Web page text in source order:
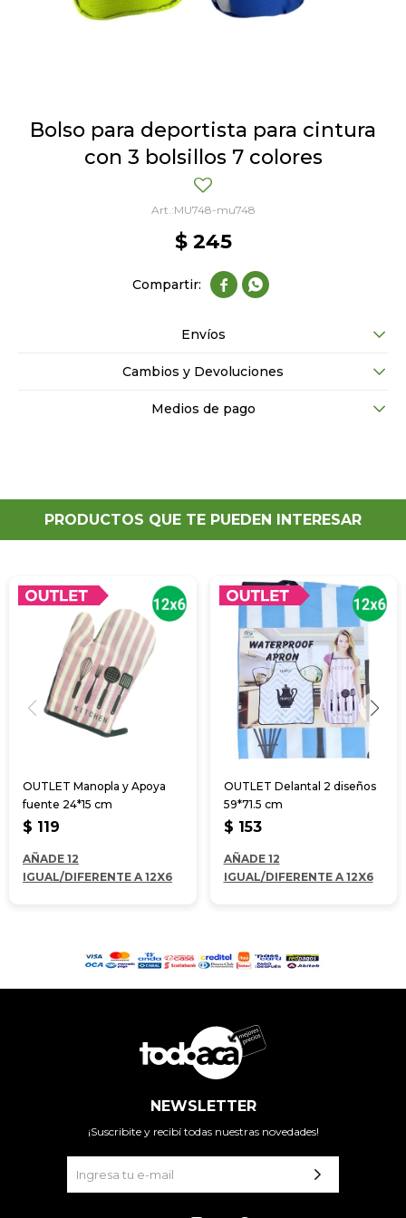
Bolso para deportista para cintura
con 3 bolsillos 7 colores
MU748-mu748
$ 245
 
Envíos
Cambios y Devoluciones
Medios de pago
PRODUCTOS QUE TE PUEDEN INTERESAR
OUTLET Manopla y Apoya
fuente 24*15 cm
$ 119
AÑADE 12
IGUAL/DIFERENTE A 12X6
OUTLET Delantal 2 diseños
59*71.5 cm
$ 153
AÑADE 12
IGUAL/DIFERENTE A 12X6
NEWSLETTER
¡Suscribite y recibí todas nuestras novedades!